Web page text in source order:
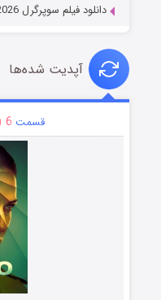
دانلود فیلم سوپرگرل Supergirl 2026
آپدیت شده‌ها
قسمت 6 (زیرنویس)